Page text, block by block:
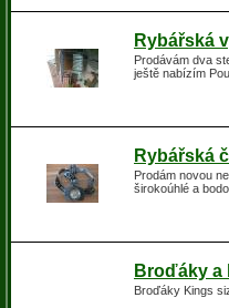
Rybářská
Prodávám dva
ještě nabízím
Rybářská
Prodám novou
širokoúhlé a
Broďáky a
Broďáky Kings